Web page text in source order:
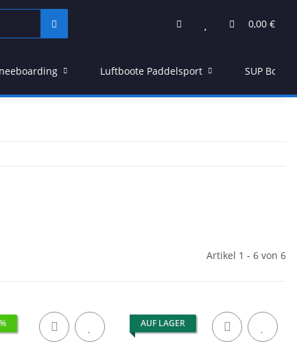
0,00 €
Luftboote Paddelsport SUP Board
Artikel 1 - 6 von 6
AUF LAGER